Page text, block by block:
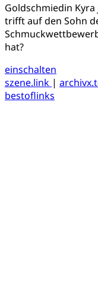
Goldschmiedin
trifft auf den Sohn
hat?
einschalten
szene.link |
bestoflinks